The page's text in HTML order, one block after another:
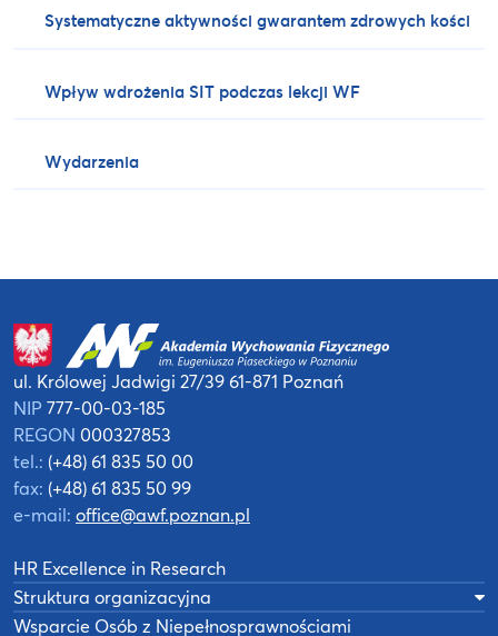
Systematyczne aktywności gwarantem zdrowych kości
Wpływ wdrożenia SIT podczas lekcji WF
Wydarzenia
ul. Królowej Jadwigi 27/3961-871 Poznań
NIP 777-00-03-185
REGON 000327853
tel.: (+48) 61 835 50 00
fax: (+48) 61 835 50 99
e-mail: office@awf.poznan.pl
HR Excellence in Research
Struktura organizacyjna
Wsparcie Osób z Niepełnosprawnościami